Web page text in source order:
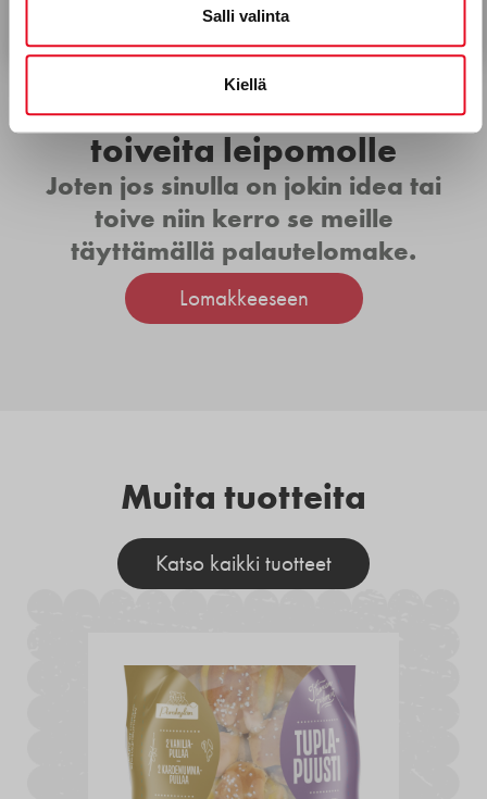
Salli valinta
Kiellä
Haluan jättää ideoita tai
toiveita leipomolle
Joten jos sinulla on jokin idea tai
toive niin kerro se meille
täyttämällä palautelomake.
Lomakkeeseen
Muita tuotteita
Katso kaikki tuotteet